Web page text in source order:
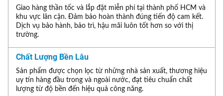
Giao hàng thần tốc và lắp đặt miễn phí tại thành phố HCM và
khu vực lân cận. Đảm bảo hoàn thành đúng tiến độ cam kết.
Dịch vụ bảo hành, bảo trì, hậu mãi luôn tốt hơn so với thị
trường.
Chất Lượng Bền Lâu
Sản phẩm được chọn lọc từ những nhà sản xuất, thương hiệu
uy tín hàng đầu trong và ngoài nước, đạt tiêu chuẩn chất
lượng từ độ bền đến hiệu quả công năng.